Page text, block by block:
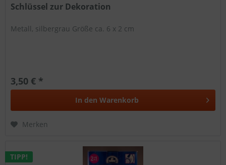
Schlüssel zur Dekoration
Metall, silbergrau Größe ca. 6 x 2 cm
3,50 € *
In den Warenkorb
Merken
TIPP!